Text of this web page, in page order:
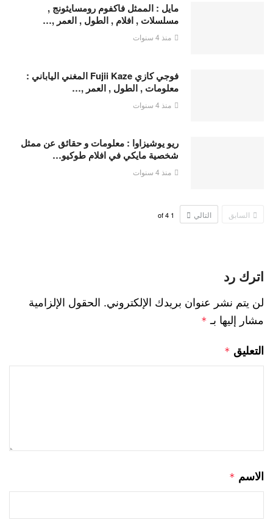
مايل : الممثل فاكفوم رومسايثونج ,
مسلسلات , افلام , الطول , العمر ,…
منذ 4 سنوات
فوجي كازي Fujii Kaze المغني الياباني :
معلومات , الطول , العمر ,…
منذ 4 سنوات
ريو يوشيزاوا : معلومات و حقائق عن ممثل
شخصية مايكي في افلام طوكيو…
منذ 4 سنوات
السابق التالي 1
4
اترك رد
لن يتم نشر عنوان بريدك الإلكتروني. الحقول الإلزامية
مشار إليها بـ *
التعليق *
الاسم *